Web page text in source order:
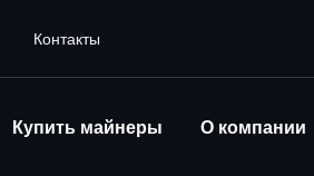
Контакты
Купить майнеры О компании